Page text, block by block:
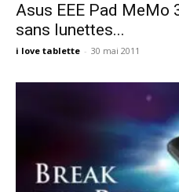
Asus EEE Pad MeMo
sans lunettes...
i love tablette - 30 mai 2011